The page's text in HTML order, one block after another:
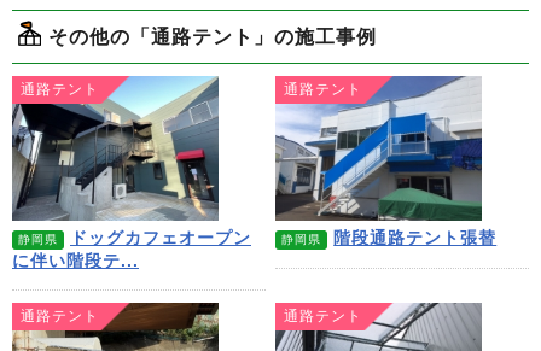
その他の「通路テント」の施工事例
通路テント
静岡県
ドッグカフェオープン
に伴い階段テ...
通路テント
静岡県 階段通路テント張替
通路テント 通路テント